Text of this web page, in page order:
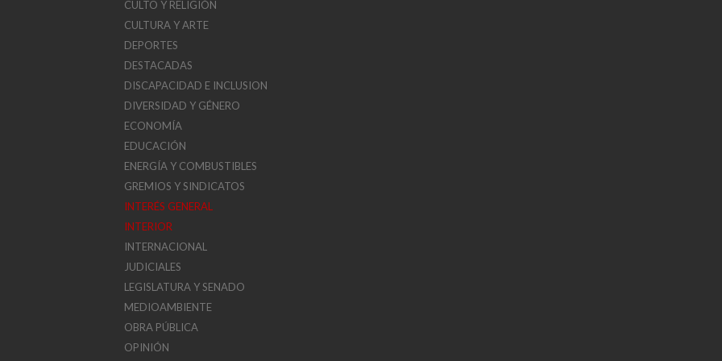
CULTO Y RELIGIÓN
CULTURA Y ARTE
DEPORTES
DESTACADAS
DISCAPACIDAD E INCLUSION
DIVERSIDAD Y GÉNERO
ECONOMÍA
EDUCACIÓN
ENERGÍA Y COMBUSTIBLES
GREMIOS Y SINDICATOS
INTERÉS GENERAL
INTERIOR
INTERNACIONAL
JUDICIALES
LEGISLATURA Y SENADO
MEDIOAMBIENTE
OBRA PÚBLICA
OPINIÓN